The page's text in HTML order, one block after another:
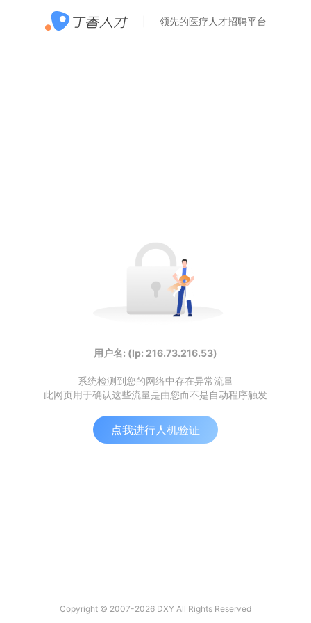
领先的医疗人才招聘平台
用户名: (Ip: 216.73.216.53)
系统检测到您的网络中存在异常流量
此网页用于确认这些流量是由您而不是自动程序触发
点我进行人机验证
Copyright © 2007-2026 DXY All Rights Reserved